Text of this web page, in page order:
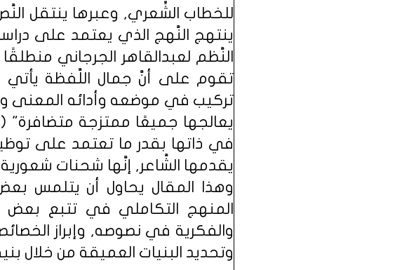
للخطاب الشِّعري, وعبرها ينتقل النَّص
ينتهج النَّهج الذي يعتمد على
النَّظم لعبدالقاهر الجرجاني
تقوم على أنَّ جمال اللَّفظة يأتي
تركيب في موضعه وأدائه المعنى
في ذاتها بقدر ما تعتمد على
يقدمها الشَّاعر, إنَّها شحنات
وهذا المقال يحاول أن يتلمس
المنهج التكاملي في تتبع بعض
والفكرية في نصوصه, وإبراز
وتحديد البنيات العميقة من خلال